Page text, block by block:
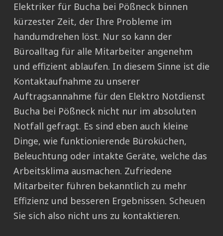
Elektriker für Bucha bei Pößneck binnen
kürzester Zeit, der Ihre Probleme im
handumdrehen löst. Nur so kann der
Büroalltag für alle Mitarbeiter angenehm
und effizient ablaufen. In diesem Sinne ist die
Kontaktaufnahme zu unserer
Auftragsannahme für den Elektro Notdienst
Bucha bei Pößneck nicht nur im absoluten
Notfall gefragt. Es sind eben auch kleine
Dinge, wie funktionierende Büroküchen,
Beleuchtung oder intakte Geräte, welche das
Arbeitsklima ausmachen. Zufriedene
Mitarbeiter führen bekanntlich zu mehr
Effizienz und besseren Ergebnissen. Scheuen
Sie sich also nicht uns zu kontaktieren.